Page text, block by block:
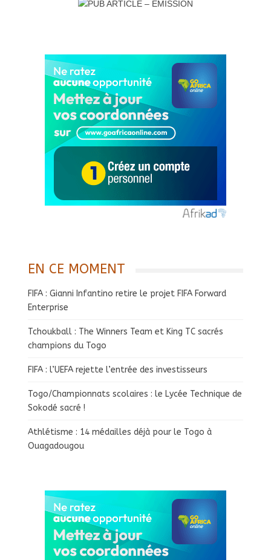
EN CE MOMENT
FIFA : Gianni Infantino retire le projet FIFA Forward
Enterprise
Tchoukball : The Winners Team et King TC sacrés
champions du Togo
FIFA : l’UEFA rejette l’entrée des investisseurs
Togo/Championnats scolaires : le Lycée Technique de
Sokodé sacré !
Athlétisme : 14 médailles déjà pour le Togo à
Ouagadougou